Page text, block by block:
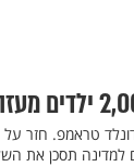
טראמפ. חזר על
תסכן את